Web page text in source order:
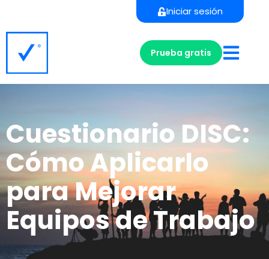
Iniciar sesión
Prueba gratis
Cuestionario DISC:
Cómo Aplicarlo
para Mejorar
Equipos de Trabajo